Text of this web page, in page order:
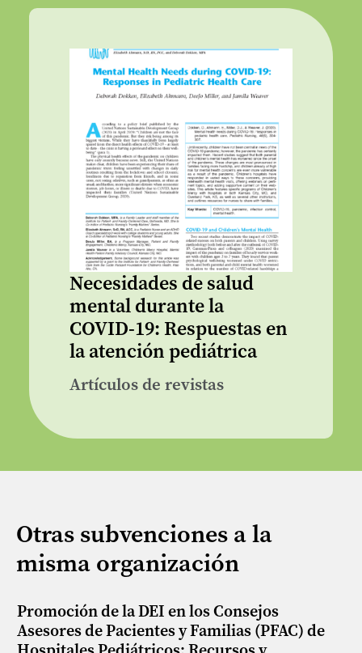
Necesidades de salud
mental durante la
COVID-19: Respuestas en
la atención pediátrica
Artículos de revistas
Otras subvenciones a la
misma organización
Promoción de la DEI en los Consejos
Asesores de Pacientes y Familias (PFAC) de